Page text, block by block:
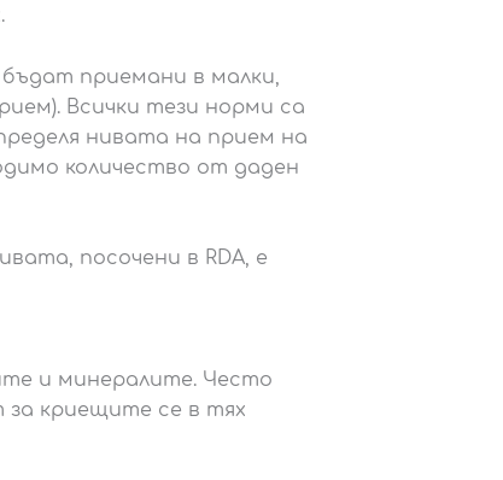
приемани в малки,
Всички тези норми са
нивата на прием на
количество от даден
посочени в RDA, е
и минералите. Често
криещите се в тях